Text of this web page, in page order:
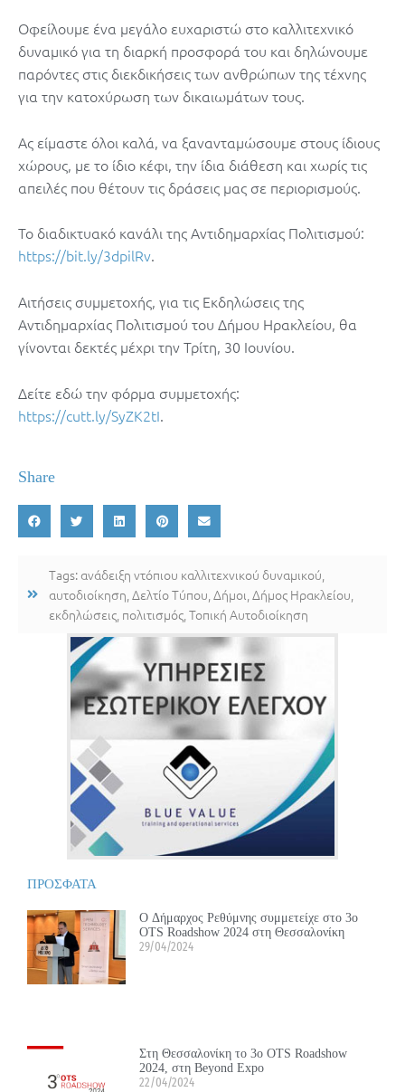
Οφείλουμε ένα μεγάλο ευχαριστώ στο καλλιτεχνικό
δυναμικό για τη διαρκή προσφορά του και δηλώνουμε
παρόντες στις διεκδικήσεις των ανθρώπων της τέχνης
για την κατοχύρωση των δικαιωμάτων τους.
Ας είμαστε όλοι καλά, να ξανανταμώσουμε στους ίδιους
χώρους, με το ίδιο κέφι, την ίδια διάθεση και χωρίς τις
απειλές που θέτουν τις δράσεις μας σε περιορισμούς.
Το διαδικτυακό κανάλι της Αντιδημαρχίας Πολιτισμού:
https://bit.ly/3dpilRv.
Αιτήσεις συμμετοχής, για τις Εκδηλώσεις της
Αντιδημαρχίας Πολιτισμού του Δήμου Ηρακλείου, θα
γίνονται δεκτές μέχρι την Τρίτη, 30 Ιουνίου.
Δείτε εδώ την φόρμα συμμετοχής:
https://cutt.ly/SyZK2tI.
Share
Tags:ανάδειξη ντόπιου καλλιτεχνικού δυναμικού,
αυτοδιοίκηση,Δελτίο Τύπου,Δήμοι,Δήμος Ηρακλείου,
εκδηλώσεις, πολιτισμός,Τοπική Αυτοδιοίκηση
ΠΡΟΣΦΑΤΑ
Ο Δήμαρχος Ρεθύμνης συμμετείχε στο 3ο
OTS Roadshow 2024 στη Θεσσαλονίκη
29/04/2024
Στη Θεσσαλονίκη το 3ο OTS Roadshow
2024, στη Beyond Expo
22/04/2024